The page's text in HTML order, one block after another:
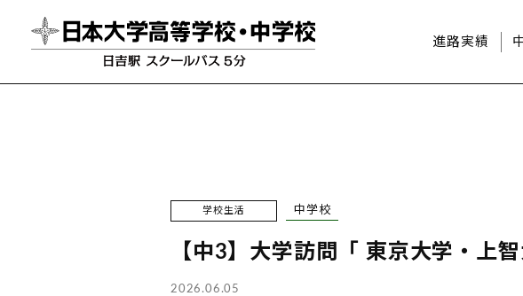
進路実績
学校生活 中学校
【中3】大学訪問「 東京大学・上
2026.06.05